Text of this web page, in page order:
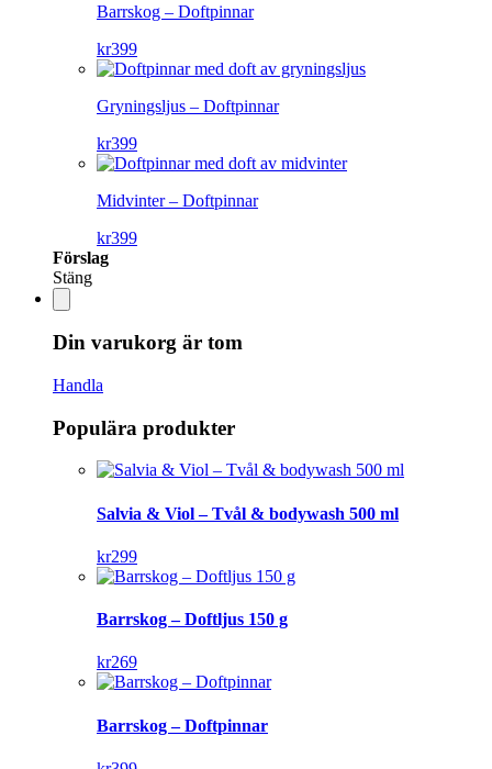
Barrskog – Doftpinnar
kr399
Gryningsljus – Doftpinnar
kr399
Midvinter – Doftpinnar
kr399
Förslag
Stäng
Din varukorg är tom
Handla
Populära produkter
Salvia & Viol – Tvål & bodywash 500 ml
kr299
Barrskog – Doftljus 150 g
kr269
Barrskog – Doftpinnar